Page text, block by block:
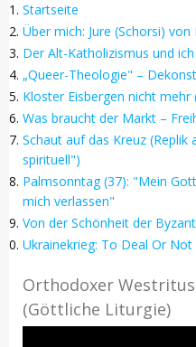
Startseite
Über mich: Jure (Schorsi) von
Der Alt-Katholizismus und ich
„Queer-Theologie" –
Kloster Eisbergen nicht
Was braucht der Markt –
Schaut auf das Kreuz
spirituell")
Palmsonntag (37): "Mein
mich verlassen"
Von der Schönheit der
Ukrainekrieg: To Deal Or
Orthodoxer Westritus
(Göttliche Liturgie)